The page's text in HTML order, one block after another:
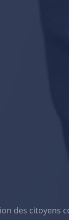
des citoyens